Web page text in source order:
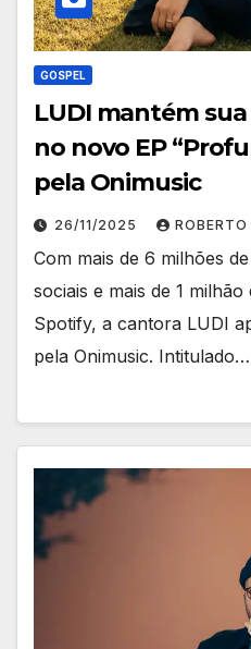
GOSPEL
LUDI mantém
no novo EP
pela Onimusic
26/11/2025
Com mais de 6 milhões
sociais e mais de 1
Spotify, a cantora LUDI
pela Onimusic. Intitulado…